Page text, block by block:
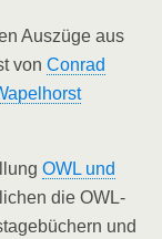
Auszüge aus
von Conrad
OWL und
die OWL-
und